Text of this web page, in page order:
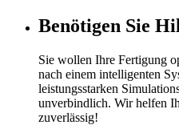
Benötigen Sie
Sie wollen Ihre Fertigung
nach einem intelligenten
leistungsstarken
unverbindlich. Wir helfen
zuverlässig!